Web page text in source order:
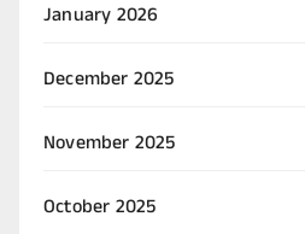
January 2026
December 2025
November 2025
October 2025